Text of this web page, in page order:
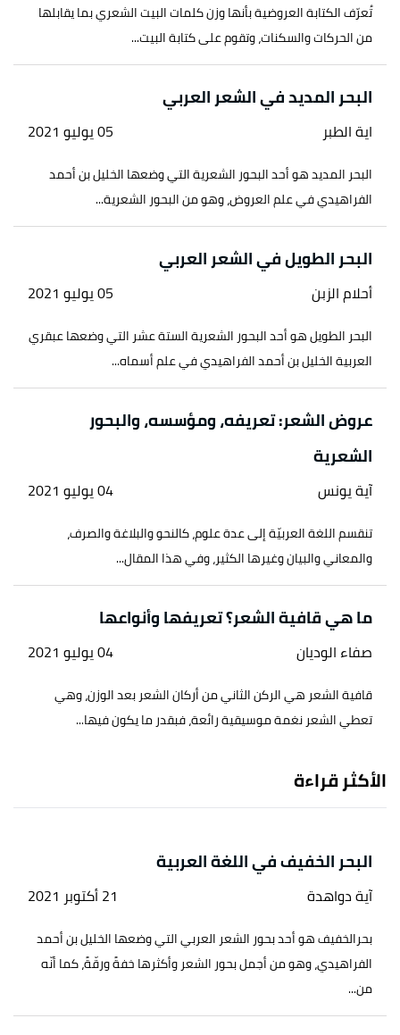
تُعرّف الكتابة العروضية بأنها وزن كلمات البيت الشعري بما يقابلها
من الحركات والسكنات، وتقوم على كتابة البيت...
البحر المديد في الشعر العربي
اية الطبر 05 يوليو 2021
البحر المديد هو أحد البحور الشعرية التي وضعها الخليل بن أحمد
الفراهيدي في علم العروض، وهو من البحور الشعرية...
البحر الطويل في الشعر العربي
أحلام الزبن 05 يوليو 2021
البحر الطويل هو أحد البحور الشعرية الستة عشر التي وضعها عبقري
العربية الخليل بن أحمد الفراهيدي في علم أسماه...
عروض الشعر: تعريفه، ومؤسسه، والبحور
الشعرية
آية يونس 04 يوليو 2021
تنقسم اللغة العربيّة إلى عدة علوم، كالنحو والبلاغة والصرف،
والمعاني والبيان وغيرها الكثير، وفي هذا المقال...
ما هي قافية الشعر؟ تعريفها وأنواعها
صفاء الوديان 04 يوليو 2021
قافية الشعر هي الركن الثاني من أركان الشعر بعد الوزن، وهي
تعطي الشعر نغمة موسيقية رائعة، فبقدر ما يكون فيها...
الأكثر قراءة
البحر الخفيف في اللغة العربية
آية دواهدة 21 أكتوبر 2021
بحرالخفيف هو أحد بحور الشعر العربي التي وضعها الخليل بن أحمد
الفراهيدي، وهو من أجمل بحور الشعر وأكثرها خفةً ورقّةً، كما أنّه
من...